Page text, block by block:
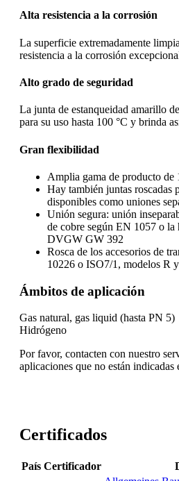
Alta resistencia a la corrosión
La superficie extremadamente
resistencia a la corrosión
Alto grado de seguridad
La junta de estanqueidad amarillo
para su uso hasta 100 °C y brinda
Gran flexibilidad
Amplia gama de producto de
Hay también juntas roscadas
disponibles como uniones
Unión segura: unión
de cobre según EN 1057 o la
DVGW GW 392
Rosca de los accesorios de
10226 o ISO7/1, modelos R
Ámbitos de aplicación
Gas natural, gas liquid (hasta PN 5)
Hidrógeno
Por favor, contacten con nuestro
aplicaciones que no están indicadas
Certificados
País Certificador